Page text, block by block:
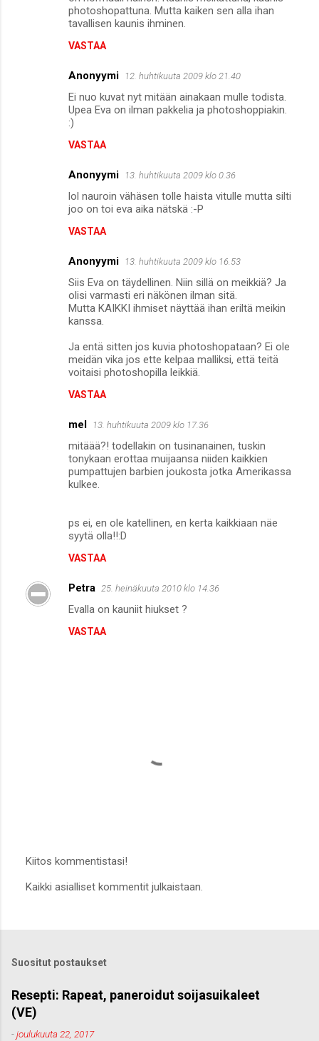
photoshopattuna. Mutta kaiken sen alla ihan
tavallisen kaunis ihminen.
VASTAA
Anonyymi 12. huhtikuuta 2009 klo 21.40
Ei nuo kuvat nyt mitään ainakaan mulle todista.
Upea Eva on ilman pakkelia ja photoshoppiakin.
:)
VASTAA
Anonyymi 13. huhtikuuta 2009 klo 0.36
lol nauroin vähäsen tolle haista vitulle mutta silti
joo on toi eva aika nätskä :-P
VASTAA
Anonyymi 13. huhtikuuta 2009 klo 16.53
Siis Eva on täydellinen. Niin sillä on meikkiä? Ja
olisi varmasti eri näkönen ilman sitä.
Mutta KAIKKI ihmiset näyttää ihan eriltä meikin
kanssa.
Ja entä sitten jos kuvia photoshopataan? Ei ole
meidän vika jos ette kelpaa malliksi, että teitä
voitaisi photoshopilla leikkiä.
VASTAA
mel 13. huhtikuuta 2009 klo 17.36
mitäää?! todellakin on tusinanainen, tuskin
tonykaan erottaa muijaansa niiden kaikkien
pumpattujen barbien joukosta jotka Amerikassa
kulkee.
ps ei, en ole katellinen, en kerta kaikkiaan näe
syytä olla!!:D
VASTAA
Petra 25. heinäkuuta 2010 klo 14.36
Evalla on kauniit hiukset ?
VASTAA
ä
o
m
e
n
Kiitos kommentistasi!
Kaikki asialliset kommentit julkaistaan.
Suositut postaukset
Resepti: Rapeat, paneroidut soijasuikaleet
(VE)
-joulukuuta 22, 2017